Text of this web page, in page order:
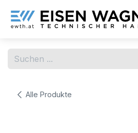
Alle Produkte